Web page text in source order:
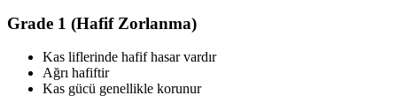
Grade 1 (Hafif Zorlanma)
Kas liflerinde hafif hasar vardır
Ağrı hafiftir
Kas gücü genellikle korunur